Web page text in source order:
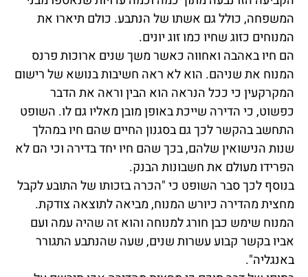
המשפחה, כולל גם אשתו של הנתבע. כולם תיארו את
המנוחים כזוג שחיו כמו זוג יונים.
הם חיו באהבה ואחווה כאשר משך שנים ארוכות פרנס
המנוח את שניהם. הוא לא ראה חשיבות בנושא של רישום
המקרקעין כי ככל הנראה הוא הבין וראה את הדבר
כפשוט, כי הדירה שייכת באופן מובן מאליו גם לו. השופט
התחשב בהקשר לכך גם בסגנון החיים שהם חיו במהלך
שנות הנישואין שלהם, בכך שהם חיו יחד בדירה וכי הם לא
הפרידו מעולם את חשבונות הבנק.
בנוסף לכך סבר השופט כי "הכרה בזכותו של התובע לקבל
מחצית מהדירה כיורש המנוח, מביאה לתוצאה צודקת.
המנוח שימש כבן חורג למנוחה והוא זה שהיה עמה ועם
אביו בקשר קבוע עשרות שנים, שעה שהנתבע התגורר
באנגליה".